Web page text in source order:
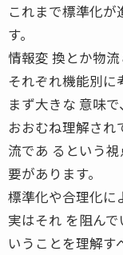
これまで標準化
す。
情報変 換とか物
それぞれ機能別に
まず大きな 意味
おおむね理解され
流であ るという
要があります。
標準化や合理化に
実はそれ を阻ん
いうことを理解す